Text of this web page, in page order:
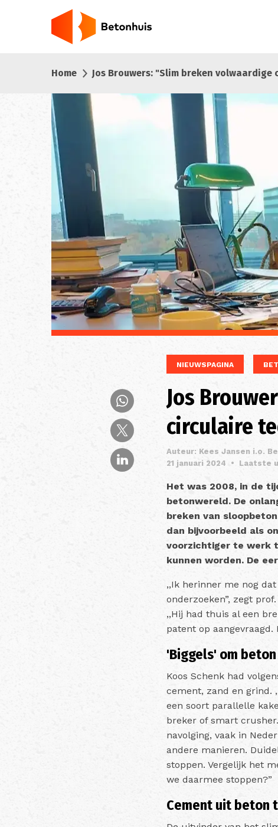
Home Jos Brouwers: "Slim breken
NIEUWSPAGINA
Jos
circulaire
Auteur: Kees Jansen i.o.
21 januari 2024
• Laatste
Het was 2008, in de
betonwereld. De
breken van
dan bijvoorbeeld als
voorzichtiger te werk
kunnen worden. De
,,Ik herinner me nog
onderzoeken”, zegt
,,Hij had thuis al een
patent op
'Biggels' om
Koos Schenk had
cement, zand en grind.
een soort parallelle
breker of smart crusher.
navolging, vaak in
andere manieren.
stoppen. Vergelijk het
we daarmee stoppen?”
Cement uit beton